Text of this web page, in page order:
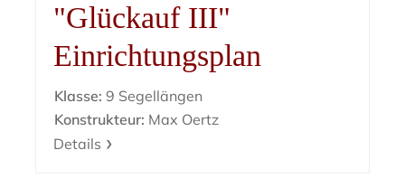
"Glückauf III"
Einrichtungsplan
Klasse: 9 Segellängen
Konstrukteur: Max Oertz
Details